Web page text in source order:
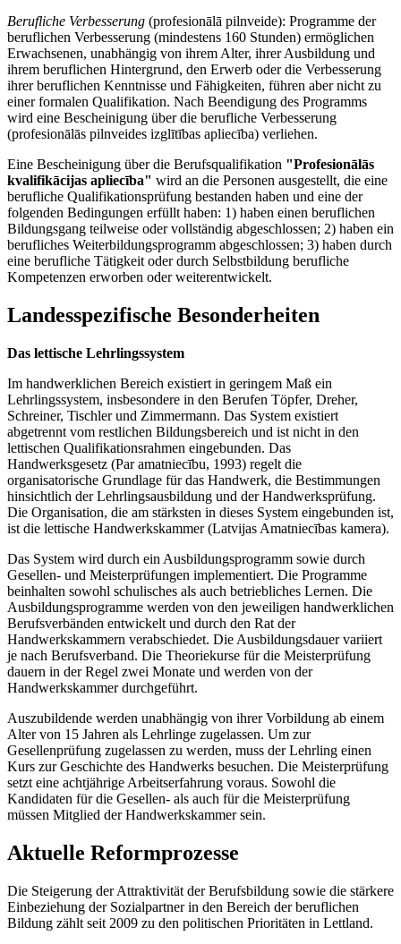
Berufliche Verbesserung (profesionālā pilnveide): Programme der
beruflichen Verbesserung (mindestens 160 Stunden) ermöglichen
Erwachsenen, unabhängig von ihrem Alter, ihrer Ausbildung und
ihrem beruflichen Hintergrund, den Erwerb oder die Verbesserung
ihrer beruflichen Kenntnisse und Fähigkeiten, führen aber nicht zu
einer formalen Qualifikation. Nach Beendigung des Programms
wird eine Bescheinigung über die berufliche Verbesserung
(profesionālās pilnveides izglītības apliecība) verliehen.
Eine Bescheinigung über die Berufsqualifikation "Profesionālās
kvalifikācijas apliecība" wird an die Personen ausgestellt, die eine
berufliche Qualifikationsprüfung bestanden haben und eine der
folgenden Bedingungen erfüllt haben: 1) haben einen beruflichen
Bildungsgang teilweise oder vollständig abgeschlossen; 2) haben ein
berufliches Weiterbildungsprogramm abgeschlossen; 3) haben durch
eine berufliche Tätigkeit oder durch Selbstbildung berufliche
Kompetenzen erworben oder weiterentwickelt.
Landesspezifische Besonderheiten
Das lettische Lehrlingssystem
Im handwerklichen Bereich existiert in geringem Maß ein
Lehrlingssystem, insbesondere in den Berufen Töpfer, Dreher,
Schreiner, Tischler und Zimmermann. Das System existiert
abgetrennt vom restlichen Bildungsbereich und ist nicht in den
lettischen Qualifikationsrahmen eingebunden. Das
Handwerksgesetz (Par amatniecību, 1993) regelt die
organisatorische Grundlage für das Handwerk, die Bestimmungen
hinsichtlich der Lehrlingsausbildung und der Handwerksprüfung.
Die Organisation, die am stärksten in dieses System eingebunden ist,
ist die lettische Handwerkskammer (Latvijas Amatniecības kamera).
Das System wird durch ein Ausbildungsprogramm sowie durch
Gesellen- und Meisterprüfungen implementiert. Die Programme
beinhalten sowohl schulisches als auch betriebliches Lernen. Die
Ausbildungsprogramme werden von den jeweiligen handwerklichen
Berufsverbänden entwickelt und durch den Rat der
Handwerkskammern verabschiedet. Die Ausbildungsdauer variiert
je nach Berufsverband. Die Theoriekurse für die Meisterprüfung
dauern in der Regel zwei Monate und werden von der
Handwerkskammer durchgeführt.
Auszubildende werden unabhängig von ihrer Vorbildung ab einem
Alter von 15 Jahren als Lehrlinge zugelassen. Um zur
Gesellenprüfung zugelassen zu werden, muss der Lehrling einen
Kurs zur Geschichte des Handwerks besuchen. Die Meisterprüfung
setzt eine achtjährige Arbeitserfahrung voraus. Sowohl die
Kandidaten für die Gesellen- als auch für die Meisterprüfung
müssen Mitglied der Handwerkskammer sein.
Aktuelle Reformprozesse
Die Steigerung der Attraktivität der Berufsbildung sowie die stärkere
Einbeziehung der Sozialpartner in den Bereich der beruflichen
Bildung zählt seit 2009 zu den politischen Prioritäten in Lettland.